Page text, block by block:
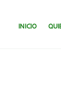
SALTAR AL
INICIO